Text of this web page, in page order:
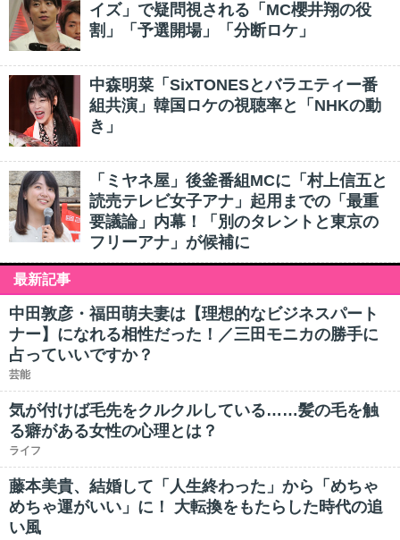
イズ」で疑問視される「MC櫻井翔の役
割」「予選開場」「分断ロケ」
中森明菜「SixTONESとバラエティー番
組共演」韓国ロケの視聴率と「NHKの動
き」
「ミヤネ屋」後釜番組MCに「村上信五と
読売テレビ女子アナ」起用までの「最重
要議論」内幕！「別のタレントと東京の
フリーアナ」が候補に
最新記事
中田敦彦・福田萌夫妻は【理想的なビジネスパート
ナー】になれる相性だった！／三田モニカの勝手に
占っていいですか？
芸能
気が付けば毛先をクルクルしている……髪の毛を触
る癖がある女性の心理とは？
ライフ
藤本美貴、結婚して「人生終わった」から「めちゃ
めちゃ運がいい」に！ 大転換をもたらした時代の追
い風